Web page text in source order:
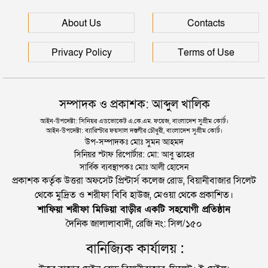
সিলেটে বিচার নিয়ে হতাশ ৬ শহীদ পরিবার
About Us Contacts
Privacy Policy Terms of Use
সম্পাদক ও প্রকাশক: আব্দুল খালিক
আইন-উপদেষ্টা: সিনিয়র এডভোকেট এ.কে.এম. ফয়েজ, বাংলাদেশ সুপ্রীম কোর্ট।
আইন-উপদেষ্টা: ব্যারিস্টার ফয়সাল দস্তগীর চৌধুরী, বাংলাদেশ সুপ্রীম কোর্ট।
উপ-সম্পাদকঃ মোঃ সুমন আহমদ
সিনিয়র স্টাফ রিপোর্টার: মো: আবু তাহের
সার্বিক ব্যবস্থাপকঃ মোঃ আলী হোসেন
প্রকাশক কর্তৃক উত্তরা অফসেট প্রিন্টার্স কলেজ রোড, বিয়ানীবাজার সিলেট
থেকে মুদ্রিত ও শরীফা বিবি হাউজ, মেওয়া থেকে প্রকাশিত।
শাফিয়া শরীফা মিডিয়া বাড়ীর একটি সহযোগী প্রতিষ্ঠান
দৈনিক জালালাবাদী, রেজি নং: সিল/১৫০
বানিজ্যিক কার্যালয় :